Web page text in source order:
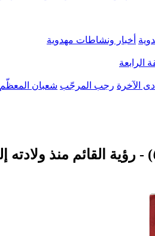
أخبار ونشاطات مهدوية
الرابعة
الآخرة رجب المرجّب شعبان المعظّم